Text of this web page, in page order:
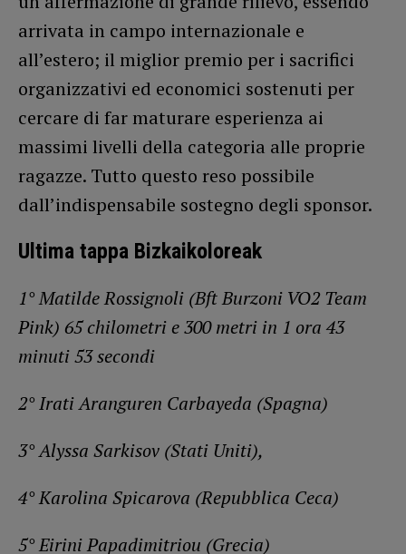
arrivata in campo internazionale e
all’estero; il miglior premio per i sacrifici
organizzativi ed economici sostenuti per
cercare di far maturare esperienza ai
massimi livelli della categoria alle proprie
ragazze. Tutto questo reso possibile
dall’indispensabile sostegno degli sponsor.
Ultima tappa Bizkaikoloreak
1° Matilde Rossignoli (Bft Burzoni VO2 Team
Pink) 65 chilometri e 300 metri in 1 ora 43
minuti 53 secondi
2° Irati Aranguren Carbayeda (Spagna)
3° Alyssa Sarkisov (Stati Uniti),
4° Karolina Spicarova (Repubblica Ceca)
5° Eirini Papadimitriou (Grecia)